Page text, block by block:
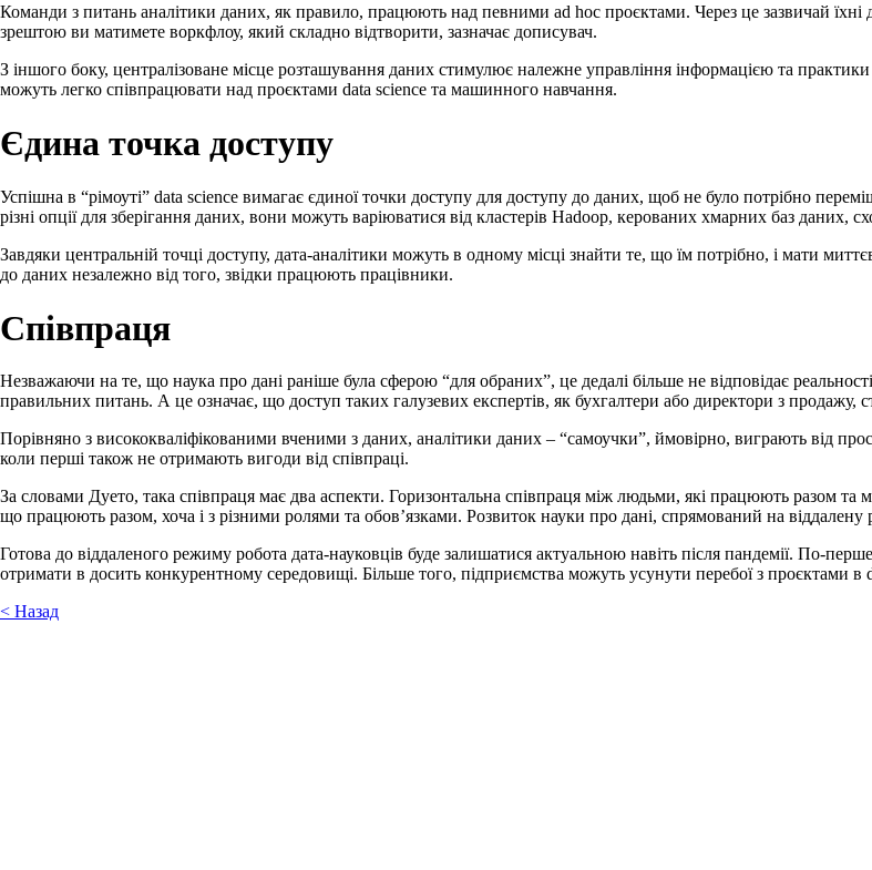
Команди з питань аналітики даних, як правило, працюють над певними ad hoc проєктами. Через це зазвичай
зрештою ви матимете воркфлоу, який складно відтворити, зазначає дописувач.
З іншого боку, централізоване місце розташування даних стимулює належне управління інформацією та практики
можуть легко співпрацювати над проєктами data science та машинного навчання.
Єдина точка доступу
Успішна в “рімоуті” data science вимагає єдиної точки доступу для доступу до даних, щоб не було потрібно
різні опції для зберігання даних, вони можуть варіюватися від кластерів Hadoop, керованих хмарних баз даних,
Завдяки центральній точці доступу, дата-аналітики можуть в одному місці знайти те, що їм потрібно, і мати
до даних незалежно від того, звідки працюють працівники.
Співпраця
Незважаючи на те, що наука про дані раніше була сферою “для обраних”, це дедалі більше не відповідає
правильних питань. А це означає, що доступ таких галузевих експертів, як бухгалтери або директори з продажу,
Порівняно з висококваліфікованими вченими з даних, аналітики даних – “самоучки”, ймовірно, виграють від
коли перші також не отримають вигоди від співпраці.
За словами Дуето, така співпраця має два аспекти. Горизонтальна співпраця між людьми, які працюють разом та
що працюють разом, хоча і з різними ролями та обов’язками. Розвиток науки про дані, спрямований на віддалену
Готова до віддаленого режиму робота дата-науковців буде залишатися актуальною навіть після пандемії. По-
отримати в досить конкурентному середовищі. Більше того, підприємства можуть усунути перебої з проєктами
< Назад